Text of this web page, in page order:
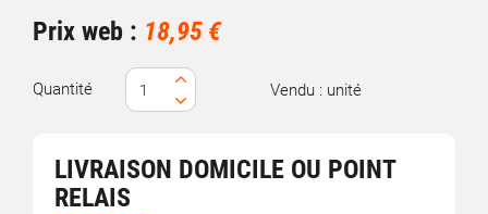
Prix web : 18,95 €
Quantité Vendu : unité
LIVRAISON DOMICILE OU POINT
RELAIS